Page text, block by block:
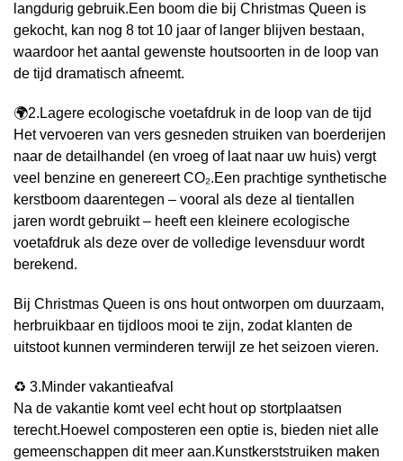
langdurig gebruik.Een boom die bij Christmas Queen is
gekocht, kan nog 8 tot 10 jaar of langer blijven bestaan,
waardoor het aantal gewenste houtsoorten in de loop van
de tijd dramatisch afneemt.
🌍2.Lagere ecologische voetafdruk in de loop van de tijd
Het vervoeren van vers gesneden struiken van boerderijen
naar de detailhandel (en vroeg of laat naar uw huis) vergt
veel benzine en genereert CO₂.Een prachtige synthetische
kerstboom daarentegen – vooral als deze al tientallen
jaren wordt gebruikt – heeft een kleinere ecologische
voetafdruk als deze over de volledige levensduur wordt
berekend.
Bij Christmas Queen is ons hout ontworpen om duurzaam,
herbruikbaar en tijdloos mooi te zijn, zodat klanten de
uitstoot kunnen verminderen terwijl ze het seizoen vieren.
♻️ 3.Minder vakantieafval
Na de vakantie komt veel echt hout op stortplaatsen
terecht.Hoewel composteren een optie is, bieden niet alle
gemeenschappen dit meer aan.Kunstkerststruiken maken